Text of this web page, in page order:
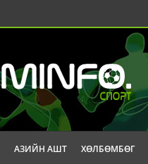
АЗИЙН АШТ ХӨЛБӨМБӨГ